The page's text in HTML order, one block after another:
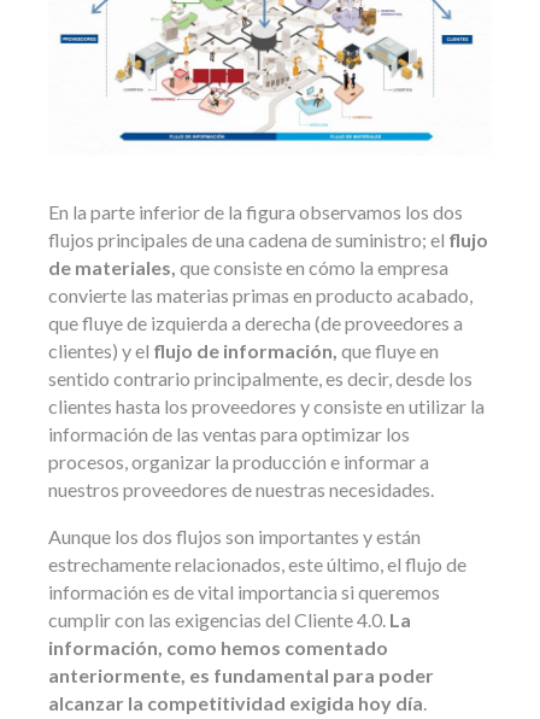
En la parte inferior de la figura observamos los dos
flujos principales de una cadena de suministro; el flujo
de materiales, que consiste en cómo la empresa
convierte las materias primas en producto acabado,
que fluye de izquierda a derecha (de proveedores a
clientes) y el flujo de información, que fluye en
sentido contrario principalmente, es decir, desde los
clientes hasta los proveedores y consiste en utilizar la
información de las ventas para optimizar los
procesos, organizar la producción e informar a
nuestros proveedores de nuestras necesidades.
Aunque los dos flujos son importantes y están
estrechamente relacionados, este último, el flujo de
información es de vital importancia si queremos
cumplir con las exigencias del Cliente 4.0. La
información, como hemos comentado
anteriormente, es fundamental para poder
alcanzar la competitividad exigida hoy día